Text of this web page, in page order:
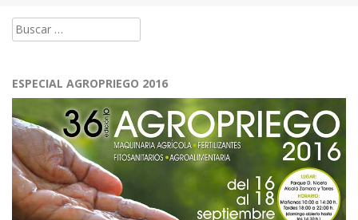
Buscar:
ESPECIAL AGROPRIEGO 2016